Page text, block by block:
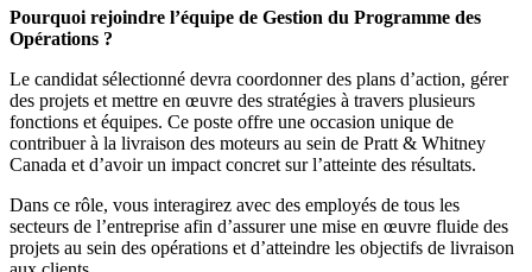
Pourquoi rejoindre l’équipe de Gestion du Programme des
Opérations ?
Le candidat sélectionné devra coordonner des plans d’action, gérer
des projets et mettre en œuvre des stratégies à travers plusieurs
fonctions et équipes. Ce poste offre une occasion unique de
contribuer à la livraison des moteurs au sein de Pratt & Whitney
Canada et d’avoir un impact concret sur l’atteinte des résultats.
Dans ce rôle, vous interagirez avec des employés de tous les
secteurs de l’entreprise afin d’assurer une mise en œuvre fluide des
projets au sein des opérations et d’atteindre les objectifs de livraison